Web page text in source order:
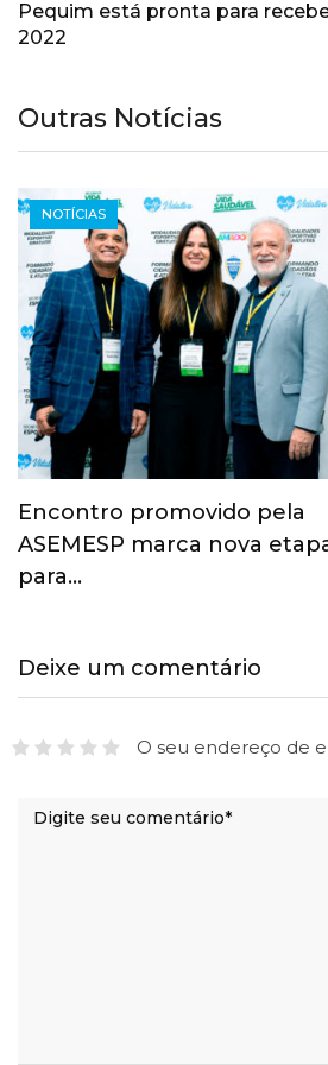
Pequim está pronta para
2022
Outras Notícias
NOTÍCIAS
Encontro promovido pela
ASEMESP marca nova
para…
Deixe um comentário
O seu endereço de